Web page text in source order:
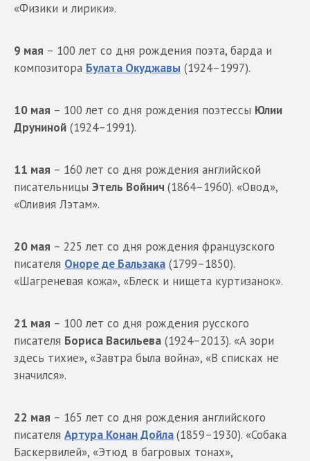
«Физики и лирики».
9 мая – 100 лет со дня рождения поэта, барда и
композитора Булата Окуджавы (1924–1997).
10 мая – 100 лет со дня рождения поэтессы Юлии
Друниной (1924–1991).
11 мая – 160 лет со дня рождения английской
писательницы Этель Войнич (1864–1960). «Овод»,
«Оливия Лэтам».
20 мая – 225 лет со дня рождения французского
писателя Оноре де Бальзака (1799–1850).
«Шагреневая кожа», «Блеск и нищета куртизанок».
21 мая – 100 лет со дня рождения русского
писателя Бориса Васильева (1924–2013). «А зори
здесь тихие», «Завтра была война», «В списках не
значился».
22 мая – 165 лет со дня рождения английского
писателя Артура Конан Дойла(1859–1930). «Собака
Баскервилей», «Этюд в багровых тонах»,